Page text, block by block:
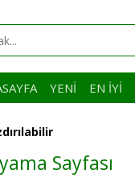
YENI EN İYI
Sayfası